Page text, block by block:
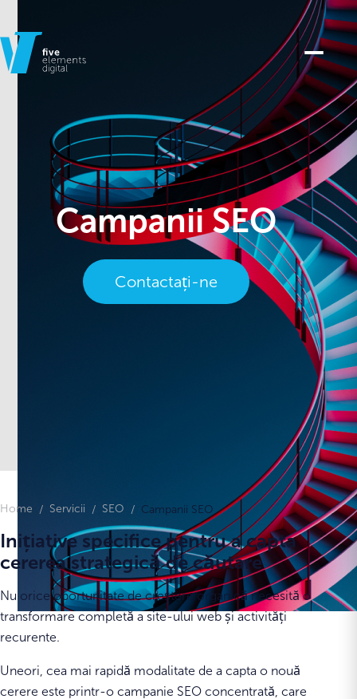
Campanii SEO
Contactați-ne
Home Servicii SEO Campanii SEO
Inițiative specifice pentru a capta
cererea strategică de căutare
Nu orice oportunitate de creștere organică necesită o
transformare completă a site-ului web și activități
recurente.
Uneori, cea mai rapidă modalitate de a capta o nouă
cerere este printr-o campanie SEO concentrată, care